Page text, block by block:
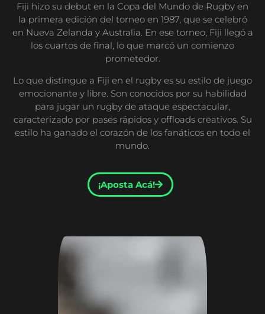
Fiji hizo su debut en la Copa del Mundo de Rugby en
la primera edición del torneo en 1987, que se celebró
en Nueva Zelanda y Australia. En ese torneo, Fiji llegó a
los cuartos de final, lo que marcó un comienzo
prometedor.
Lo que distingue a Fiji en el rugby es su estilo de juego
emocionante y libre. Son conocidos por su habilidad
para jugar un rugby de ataque espectacular,
caracterizado por pases rápidos y offloads creativos. Su
estilo ha ganado el corazón de los fanáticos en todo el
mundo.
¡Aposta Acá!